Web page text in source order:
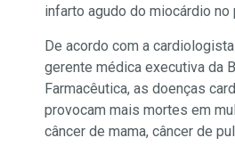
infarto agudo do miocárdio no
De acordo com a
gerente médica executiva da
Farmacêutica, as doenças
provocam mais mortes em
câncer de mama, câncer de